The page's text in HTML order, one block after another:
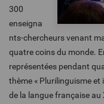
300
enseigna
nts-chercheurs venant
quatre coins du monde.
représentées pendant
thème « Plurilinguisme et
de la langue française au